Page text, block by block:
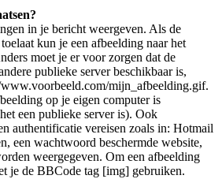
in je bericht weergeven. Als de
kun je een afbeelding naar het
moet je er voor zorgen dat de
publieke server beschikbaar is,
mijn_afbeelding.gif.
op je eigen computer is
een publieke server is). Ook
authentificatie vereisen zoals in: Hotmail
een wachtwoord beschermde website,
weergegeven. Om een afbeelding
je de BBCode tag [img] gebruiken.